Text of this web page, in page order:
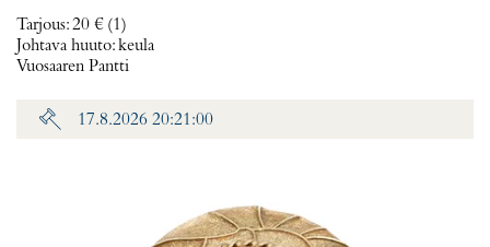
Tarjous:20 € (1)
Johtava huuto:keula
Vuosaaren Pantti
17.8.2026 20:21:00